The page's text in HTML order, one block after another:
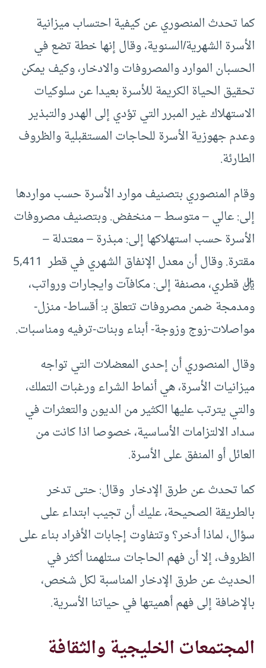
كما تحدث المنصوري عن كيفية احتساب ميزانية
الأسرة الشهرية/السنوية، وقال إنها خطة تضع في
الحسبان الموارد والمصروفات والادخار، وكيف يمكن
تحقيق الحياة الكريمة للأسرة بعيدا عن سلوكيات
الاستهلاك غير المبرر التي تؤدي إلى الهدر والتبذير
وعدم جهوزية الأسرة للحاجات المستقبلية والظروف
الطارئة.
وقام المنصوري بتصنيف موارد الأسرة حسب مواردها
إلى: عالي – متوسط – منخفض. وبتصنيف مصروفات
الأسرة حسب استهلاكها إلى: مبذرة – معتدلة –
مقترة. وقال أن معدل الإنفاق الشهري في قطر 5,411
ريال قطري، مصنفة إلى: مكافآت وايجارات ورواتب،
ومدمجة ضمن مصروفات تتعلق بـ: أقساط- منزل-
مواصلات-زوج وزوجة- أبناء وبنات-ترفيه ومناسبات.
وقال المنصوري أن إحدى المعضلات التي تواجه
ميزانيات الأسرة، هي أنماط الشراء ورغبات التملك،
والتي يترتب عليها الكثير من الديون والتعثرات في
سداد الالتزامات الأساسية، خصوصا اذا كانت من
العائل أو المنفق على الأسرة.
كما تحدث عن طرق الإدخار وقال: حتى تدخر
بالطريقة الصحيحة، عليك أن تجيب ابتداء على
سؤال، لماذا أدخر؟ وتتفاوت إجابات الأفراد بناء على
الظروف، إلا أن فهم الحاجات ستلهمنا أكثر في
الحديث عن طرق الإدخار المناسبة لكل شخص،
بالإضافة إلى فهم أهميتها في حياتنا الأسرية.
المجتمعات الخليجية والثقافة